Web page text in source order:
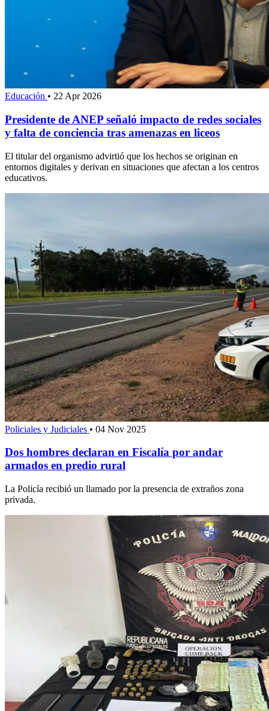
Educación • 22 Apr 2026
Presidente de ANEP señaló impacto de redes sociales
y falta de conciencia tras amenazas en liceos
El titular del organismo advirtió que los hechos se originan en
entornos digitales y derivan en situaciones que afectan a los centros
educativos.
Policiales y Judiciales • 04 Nov 2025
Dos hombres declaran en Fiscalía por andar
armados en predio rural
La Policía recibió un llamado por la presencia de extraños zona
privada.